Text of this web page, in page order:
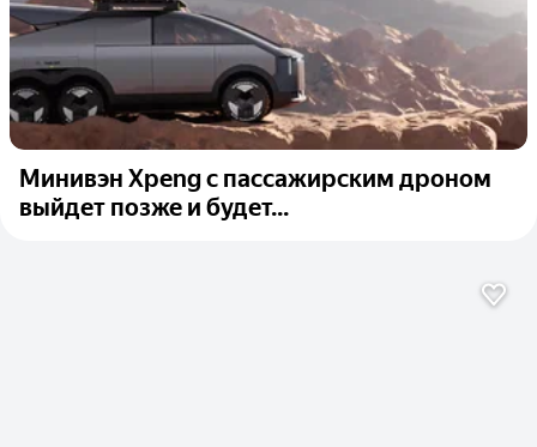
Минивэн Xpeng с пассажирским дроном
выйдет позже и будет...